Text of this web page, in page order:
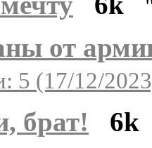
от
5 (17/12/
брат!
6k